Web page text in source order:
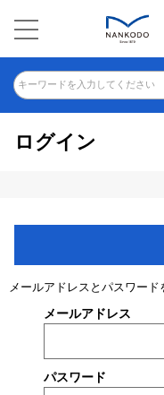
キーワードを入力してください
ログイン
メールアドレスとパスワード
メールアドレス
パスワード